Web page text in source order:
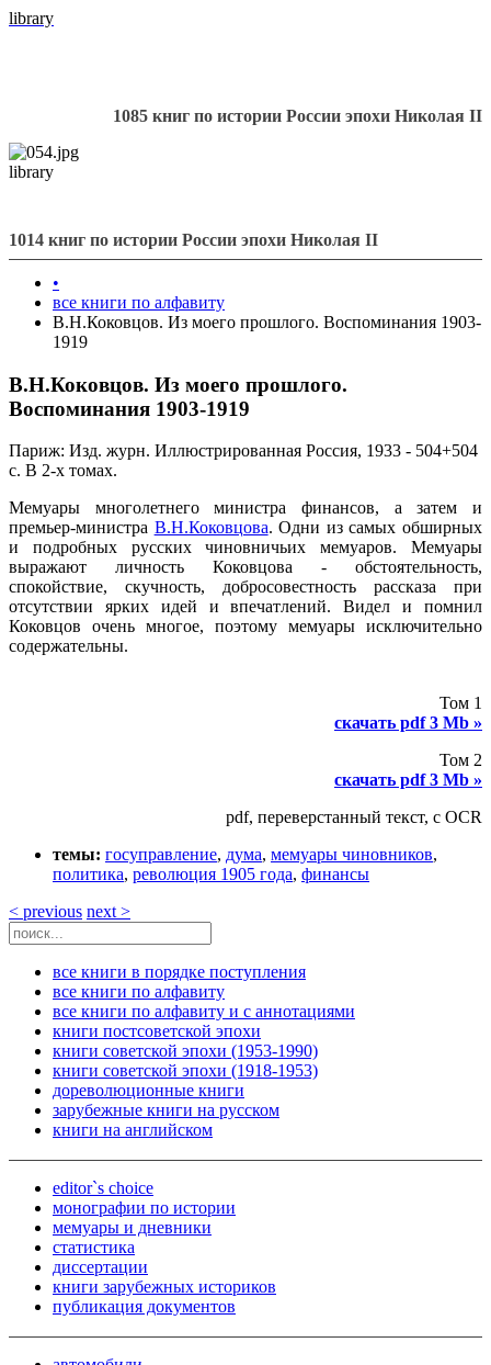
library
1085 книг по истории России эпохи Николая II
library
1014 книг по истории России эпохи Николая II
•
все книги по алфавиту
В.Н.Коковцов. Из моего прошлого. Воспоминания 1903-
1919
В.Н.Коковцов. Из моего прошлого.
Воспоминания 1903-1919
Париж: Изд. журн. Иллюстрированная Россия, 1933 - 504+504
с. В 2-х томах.
Мемуары многолетнего министра финансов, а затем и
премьер-министра В.Н.Коковцова. Одни из самых обширных
и подробных русских чиновничьих мемуаров. Мемуары
выражают личность Коковцова - обстоятельность,
спокойствие, скучность, добросовестность рассказа при
отсутствии ярких идей и впечатлений. Видел и помнил
Коковцов очень многое, поэтому мемуары исключительно
содержательны.
Том 1
скачать pdf 3 Mb »
Том 2
скачать pdf 3 Mb »
pdf, переверстанный текст, с OCR
темы: госуправление, дума, мемуары чиновников,
политика, революция 1905 года, финансы
< previous next >
все книги в порядке поступления
все книги по алфавиту
все книги по алфавиту и с аннотациями
книги постсоветской эпохи
книги советской эпохи (1953-1990)
книги советской эпохи (1918-1953)
дореволюционные книги
зарубежные книги на русском
книги на английском
editor`s choice
монографии по истории
мемуары и дневники
статистика
диссертации
книги зарубежных историков
публикация документов